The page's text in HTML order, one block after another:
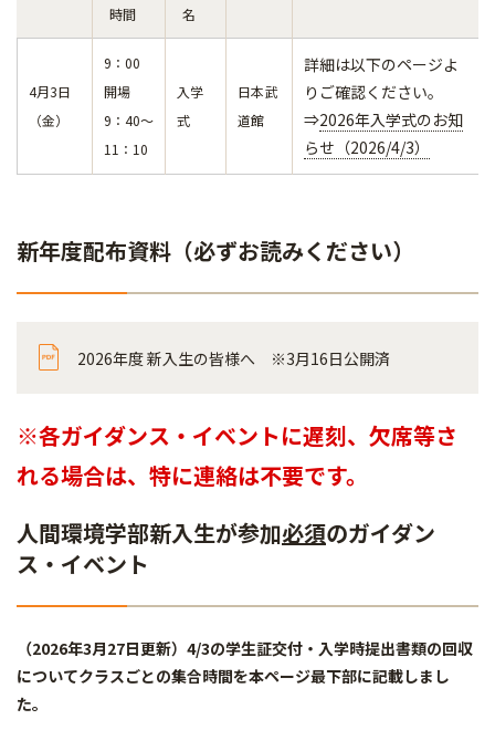
時間
名
4月3日
（金）
9：00
開場
9：40～
11：10
入学
式
日本武
道館
詳細は以下のページよ
りご確認ください。
⇒2026年入学式のお知
らせ（2026/4/3）
新年度配布資料（必ずお読みください）
2026年度 新入生の皆様へ ※3月16日公開済
※各ガイダンス・イベントに遅刻、欠席等さ
れる場合は、特に連絡は不要です。
人間環境学部新入生が参加必須のガイダン
ス・イベント
（2026年3月27日更新）4/3の学生証交付・入学時提出書類の回収
についてクラスごとの集合時間を本ページ最下部に記載しまし
た。